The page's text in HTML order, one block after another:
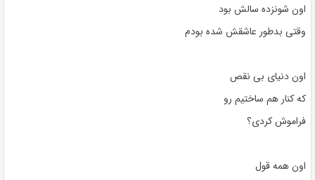
اون شونزده سالش بود
وقتی بدطور عاشقش شده بودم
اون دنیای بی نقص
که کنار هم ساختیم رو
فراموش کردی؟
اون همه قول